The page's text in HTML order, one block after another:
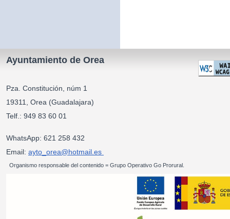
Ayuntamiento de Orea
Pza. Constitución, núm 1
19311, Orea (Guadalajara)
Telf.: 949 83 60 01
WhatsApp: 621 258 432
Email: ayto_orea@hotmail.es
Organismo responsable del contenido = Grupo Operativo Go Prorural.